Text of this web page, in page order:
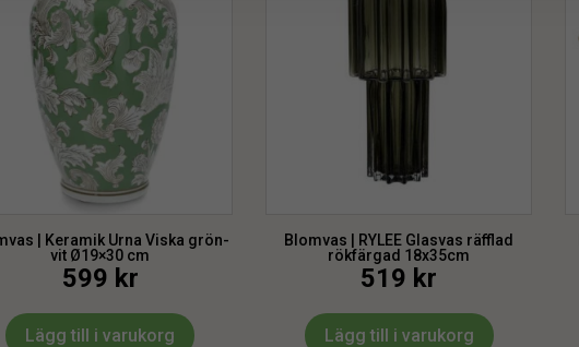
| Keramik Urna Viska grön-
vit Ø19×30 cm
599 kr
Lägg till i varukorg
Blomvas | RYLEE Glasvas räfflad
rökfärgad 18x35cm
519 kr
Lägg till i varukorg